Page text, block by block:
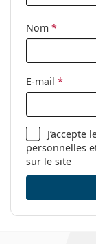
Nom *
E-mail *
J’accepte
personnelles
sur le site